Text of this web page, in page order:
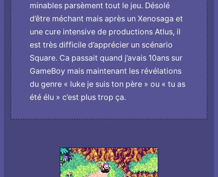
minables parsèment tout le jeu. Désolé
d’être méchant mais après un Xenosaga et
une cure intensive de productions Atlus, il
est très difficile d’apprécier un scénario
Square. Ca passait quand j’avais 10ans sur
GameBoy mais maintenant les révélations
du genre « luke je suis ton père » ou « tu as
été élu » c’est plus trop ça.